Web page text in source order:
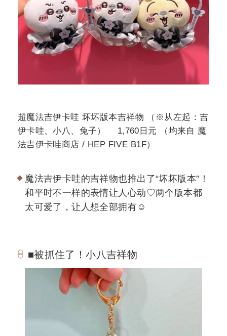
超魔法吉伊卡哇 坏坏版本吉祥物 （※从左起：吉
伊卡哇、小八、兔子） 1,760日元 （均来自 魔
法吉伊卡哇商店 / HEP FIVE B1F）
魔法吉伊卡哇的吉祥物也推出了“坏坏版本”！
和平时不一样的表情让人心动♡两个版本都
太可爱了，让人想全部拥有☺️
■被抓住了！小八吉祥物